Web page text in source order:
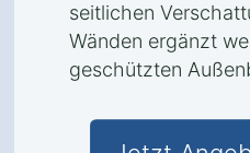
seitlichen
Wänden ergänzt
geschützten